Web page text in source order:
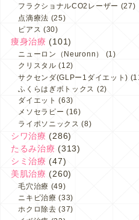
フラクショナルCO2レーザー (27)
点滴療法 (25)
ピアス (30)
痩身治療 (101)
ニューロン（Neuronn）
(1)
クリスタル (12)
サクセンダ(GLPー1ダイエット)
ふくらはぎボトックス (2)
ダイエット (63)
メソセラピー (16)
ライポソニックス (8)
シワ治療 (286)
たるみ治療 (313)
シミ治療 (47)
美肌治療 (260)
毛穴治療 (49)
ニキビ治療 (33)
ホクロ除去 (37)